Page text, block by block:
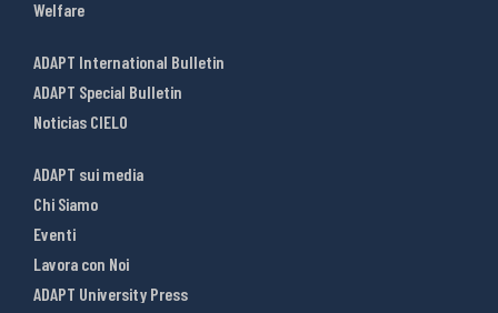
Welfare
ADAPT International Bulletin
ADAPT Special Bulletin
Noticias CIELO
ADAPT sui media
Chi Siamo
Eventi
Lavora con Noi
ADAPT University Press